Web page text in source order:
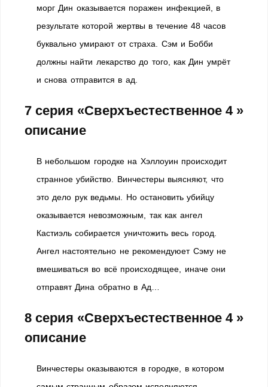
морг Дин оказывается поражен инфекцией, в
результате которой жертвы в течение 48 часов
буквально умирают от страха. Сэм и Бобби
должны найти лекарство до того, как Дин умрёт
и снова отправится в ад.
7 серия «Сверхъестественное 4 »
описание
В небольшом городке на Хэллоуин происходит
странное убийство. Винчестеры выясняют, что
это дело рук ведьмы. Но остановить убийцу
оказывается невозможным, так как ангел
Кастиэль собирается уничтожить весь город.
Ангел настоятельно не рекомендуюет Сэму не
вмешиваться во всё происходящее, иначе они
отправят Дина обратно в Ад…
8 серия «Сверхъестественное 4 »
описание
Винчестеры оказываются в городке, в котором